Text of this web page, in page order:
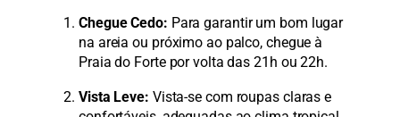
Chegue Cedo: Para garantir um bom lugar
na areia ou próximo ao palco, chegue à
Praia do Forte por volta das 21h ou 22h.
Vista Leve: Vista-se com roupas claras e